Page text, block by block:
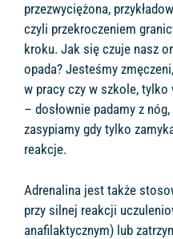
przezwyciężona,
czyli przekroczeniem
kroku. Jak się czuje nasz
opada? Jesteśmy
w pracy czy w szkole,
– dosłownie padamy z
zasypiamy gdy tylko
reakcje.
Adrenalina jest także
przy silnej reakcji
anafilaktycznym) lub